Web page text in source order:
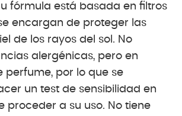
fórmula está basada en filtros
encargan de proteger las
de los rayos del sol. No
alergénicas, pero en
perfume, por lo que se
un test de sensibilidad en
proceder a su uso. No tiene